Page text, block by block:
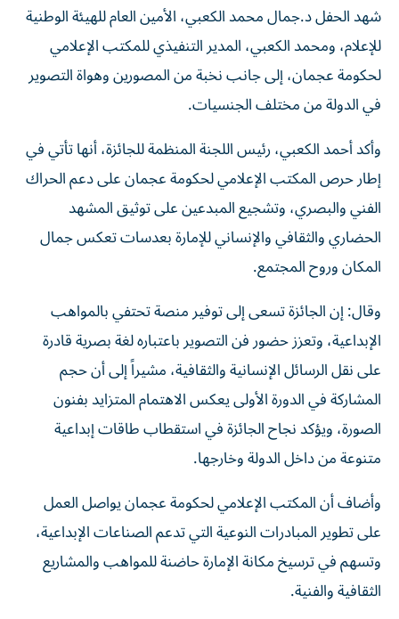
شهد الحفل د.جمال محمد الكعبي، الأمين العام للهيئة الوطنية
للإعلام، ومحمد الكعبي، المدير التنفيذي للمكتب الإعلامي
لحكومة عجمان، إلى جانب نخبة من المصورين وهواة التصوير
في الدولة من مختلف الجنسيات.
وأكد أحمد الكعبي، رئيس اللجنة المنظمة للجائزة، أنها تأتي في
إطار حرص المكتب الإعلامي لحكومة عجمان على دعم الحراك
الفني والبصري، وتشجيع المبدعين على توثيق المشهد
الحضاري والثقافي والإنساني للإمارة بعدسات تعكس جمال
المكان وروح المجتمع.
وقال: إن الجائزة تسعى إلى توفير منصة تحتفي بالمواهب
الإبداعية، وتعزز حضور فن التصوير باعتباره لغة بصرية قادرة
على نقل الرسائل الإنسانية والثقافية، مشيراً إلى أن حجم
المشاركة في الدورة الأولى يعكس الاهتمام المتزايد بفنون
الصورة، ويؤكد نجاح الجائزة في استقطاب طاقات إبداعية
متنوعة من داخل الدولة وخارجها.
وأضاف أن المكتب الإعلامي لحكومة عجمان يواصل العمل
على تطوير المبادرات النوعية التي تدعم الصناعات الإبداعية،
وتسهم في ترسيخ مكانة الإمارة حاضنة للمواهب والمشاريع
الثقافية والفنية.